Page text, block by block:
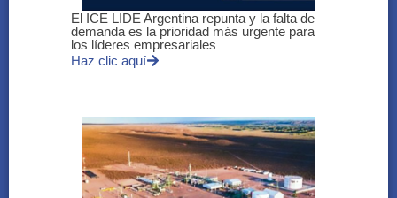
El ICE LIDE Argentina repunta y la falta de
demanda es la prioridad más urgente para
los líderes empresariales
Haz clic aquí